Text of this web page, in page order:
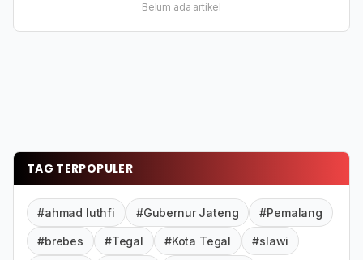
Belum ada artikel
TAG TERPOPULER
#ahmad luthfi #Gubernur Jateng #Pemalang
#brebes #Tegal #Kota Tegal #slawi